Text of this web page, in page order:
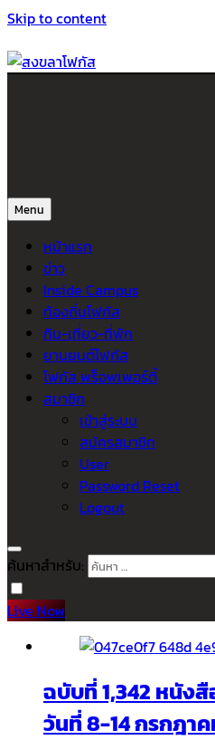
Skip to content
Menu
หน้าแรก
ข่าว
Inside Campus
ท้องถิ่นโฟกัส
กิน-เที่ยว-ที่พัก
ยานยนต์โฟกัส
โฟกัส พร็อพเพอร์ตี้
สมาชิก
เข้าสู่ระบบ
สมัครสมาชิก
User
Password Reset
Logout
ค้นหาสำหรับ:
Live Now
ฉบับที่ 1,342 หนัง
วันที่ 8-14 กรกฎา